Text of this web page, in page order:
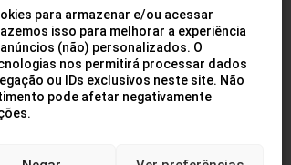
para armazenar e/ou acessar
isso para melhorar a experiência
(não) personalizados. O
nos permitirá processar dados
ou IDs exclusivos neste site. Não
pode afetar negativamente